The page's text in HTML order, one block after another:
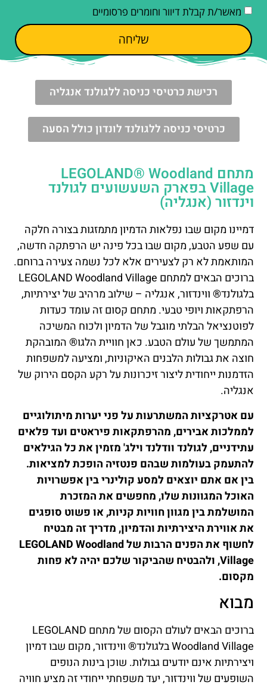
מאשר/ת קבלת דיוור וחומרים פרסומיים
שליחה
רכישת כרטיסי כניסה ללגולנד אנגליה
כרטיסי כניסה ללגולנד לונדון כולל הסעה
מתחם LEGOLAND® Woodland
Village בפארק השעשועים לגולנד
וינדזור (אנגליה)
דמיינו מקום שבו נפלאות הדמיון מתמזגות בצורה חלקה
עם שפע הטבע, מקום שבו בכל פינה יש הרפתקה חדשה,
המותאמת לא רק לצעירים אלא לכל נשמה צעירה ברוחם.
ברוכים הבאים למתחם LEGOLAND Woodland Village
בלגולנד® ווינדזור, אנגליה – שילוב מרהיב של יצירתיות,
הרפתקאות ויופי טבעי. מתחם קסום זה עומד כעדות
לפוטנציאל הבלתי מוגבל של הדמיון ולכוח המשיכה
המתמשך של עולם הטבע. כאן חוויית הלגו® המובהקת
חוצה את גבולות הלבנים האיקוניות, ומציעה למשפחות
הזדמנות ייחודית ליצור זיכרונות על רקע הקסם הירוק של
אנגליה.
עם אטרקציות המשתרעות על פני יערות מיתולוגיים
לממלכות אבירים, מהרפתקאות פיראטים ועד פלאים
עתידניים, לגולנד וודלנד וילג' מזמין את כל הגילאים
להתעמק בעולמות שבהם פנטזיה הופכת למציאות.
בין אם אתם יוצאים למסע קולינרי בין אפשרויות
האוכל המגוונות שלו, מחפשים את המזכרת
המושלמת בין מגוון חוויות קניות, או פשוט סופגים
את אווירת היצירתיות והדמיון, מדריך זה מבטיח
לחשוף את הפנים הרבות של LEGOLAND Woodland
Village, ולהבטיח שהביקור שלכם יהיה לא פחות
מקסום.
מבוא
ברוכים הבאים לעולם הקסום של מתחם LEGOLAND
Woodland Village בלגולנד® ווינדזור, מקום שבו דמיון
ויצירתיות אינם יודעים גבולות. שוכן בינות הנופים
השופעים של ווינדזור, יעד משפחתי ייחודי זה מציע חוויה